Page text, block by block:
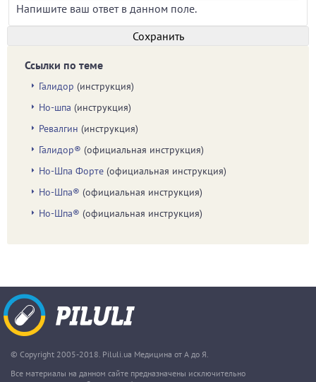
Напишите ваш ответ в данном поле.
Ссылки по теме
Галидор (инструкция)
Но-шпа (инструкция)
Ревалгин (инструкция)
Галидор® (официальная инструкция)
Но-Шпа Форте (официальная инструкция)
Но-Шпа® (официальная инструкция)
Но-Шпа® (официальная инструкция)
© Copyright 2005-2018. Piluli.ua Медицина от А до Я.
Все материалы на данном сайте предназначены исключительно